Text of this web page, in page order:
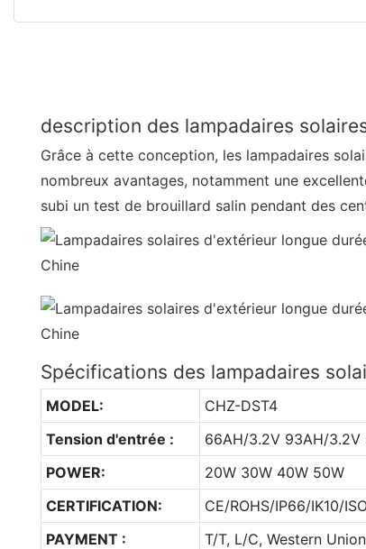
description des lampadaires
Grâce à cette conception, les lampadaires
nombreux avantages, notamment une
subi un test de brouillard salin pendant des
Spécifications des lampadaires
MODEL:
CHZ-DST4
Tension d'entrée :
66AH/3.2V 93AH/3.2V
POWER:
20W 30W 40W 50W
CERTIFICATION:
CE/ROHS/IP66/IK10/
PAYMENT :
T/T, L/C, Western Union